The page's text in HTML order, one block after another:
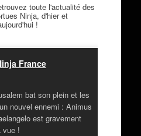
toute l'actualité des
Ninja, d'hier et
!
France
bat son plein et les
nouvel ennemi : Animus
est gravement
vue !